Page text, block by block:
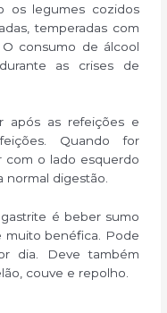
os legumes cozidos
temperadas com
consumo de álcool
as crises de
após as refeições e
Quando for
com o lado esquerdo
normal digestão.
é beber sumo
muito benéfica. Pode
dia. Deve também
couve e repolho.